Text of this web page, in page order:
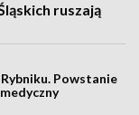
ruszają
Powstanie